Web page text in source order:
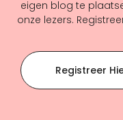
eigen blog te
onze lezers.
Registreer